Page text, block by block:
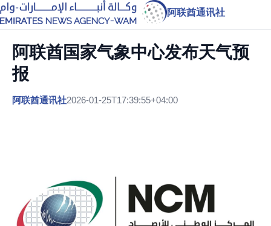
阿联酋通讯社
阿联酋国家气象中心发布天气预
报
阿联酋通讯社2026-01-25T17:39:55+04:00